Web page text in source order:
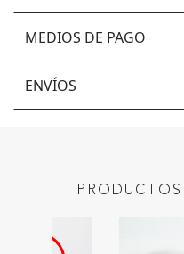
MEDIOS DE PAGO
ENVÍOS